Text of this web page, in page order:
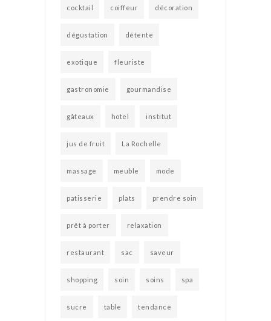
cocktail coiffeur décoration
dégustation détente
exotique fleuriste
gastronomie gourmandise
gâteaux hotel institut
jus de fruit La Rochelle
massage meuble mode
patisserie plats prendre soin
prêt à porter relaxation
restaurant sac saveur
shopping soin soins spa
sucre table tendance